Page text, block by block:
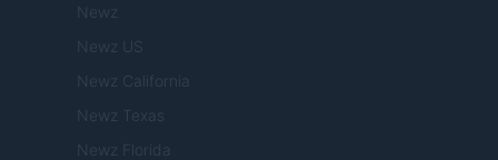
Newz
Newz US
Newz California
Newz Texas
Newz Florida